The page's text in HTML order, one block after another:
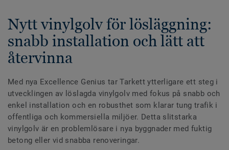
Nytt vinylgolv för lösläggning:
snabb installation och lätt att
återvinna
Med nya Excellence Genius tar Tarkett ytterligare ett steg i
utvecklingen av löslagda vinylgolv med fokus på snabb och
enkel installation och en robusthet som klarar tung trafik i
offentliga och kommersiella miljöer. Detta slitstarka
vinylgolv är en problemlösare i nya byggnader med fuktig
betong eller vid snabba renoveringar.